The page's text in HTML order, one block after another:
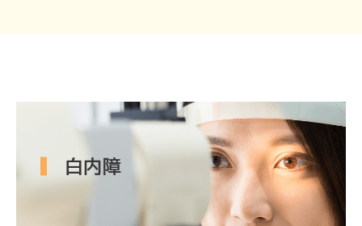
白内障